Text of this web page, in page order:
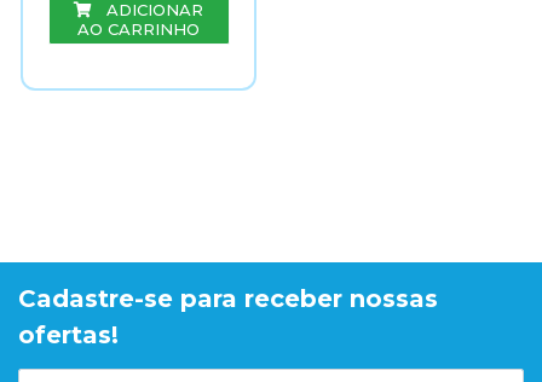
ADICIONAR
AO CARRINHO
Cadastre-se para receber nossas
ofertas!